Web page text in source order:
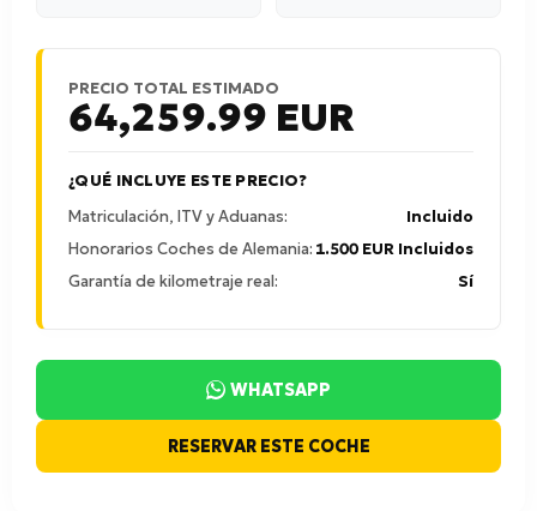
PRECIO TOTAL ESTIMADO
64,259.99 EUR
¿QUÉ INCLUYE ESTE PRECIO?
Matriculación, ITV y Aduanas:
Incluido
Honorarios Coches de Alemania: 1.500 EUR Incluidos
Garantía de kilometraje real:
Sí
WHATSAPP
RESERVAR ESTE COCHE